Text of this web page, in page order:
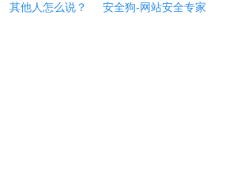
其他人怎么说？ 安全狗-网站安全专家